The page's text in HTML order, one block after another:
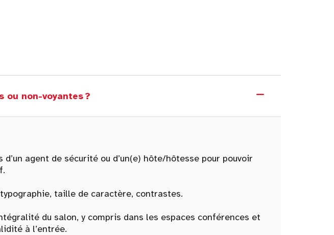
ou non-voyantes ?
agent de sécurité ou d’un(e) hôte/hôtesse pour pouvoir
taille de caractère, contrastes.
du salon, y compris dans les espaces conférences et
à l’entrée.